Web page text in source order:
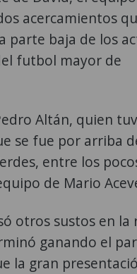
acercamientos
parte baja de los
futbol mayor de
Altán, quien
se fue por arriba
entre los
de Mario
otros sustos en la
ganando el
la gran